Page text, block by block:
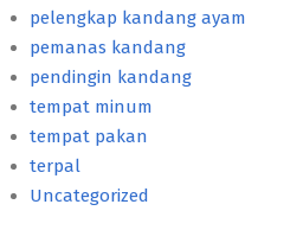
pelengkap kandang ayam
pemanas kandang
pendingin kandang
tempat minum
tempat pakan
terpal
Uncategorized